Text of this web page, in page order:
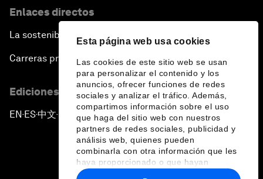
Esta página web usa cookies
Las cookies de este sitio web se usan
para personalizar el contenido y los
anuncios, ofrecer funciones de redes
sociales y analizar el tráfico. Además,
compartimos información sobre el uso
que haga del sitio web con nuestros
partners de redes sociales, publicidad y
análisis web, quienes pueden
combinarla con otra información que les
haya proporcionado o que hayan
recopilado a partir del uso que haya
Enlaces directos
La sostenibilidad en el Foro
Carreras profesionales
Ediciones en otros idiomas
EN ▪ES▪中文▪ 日本語